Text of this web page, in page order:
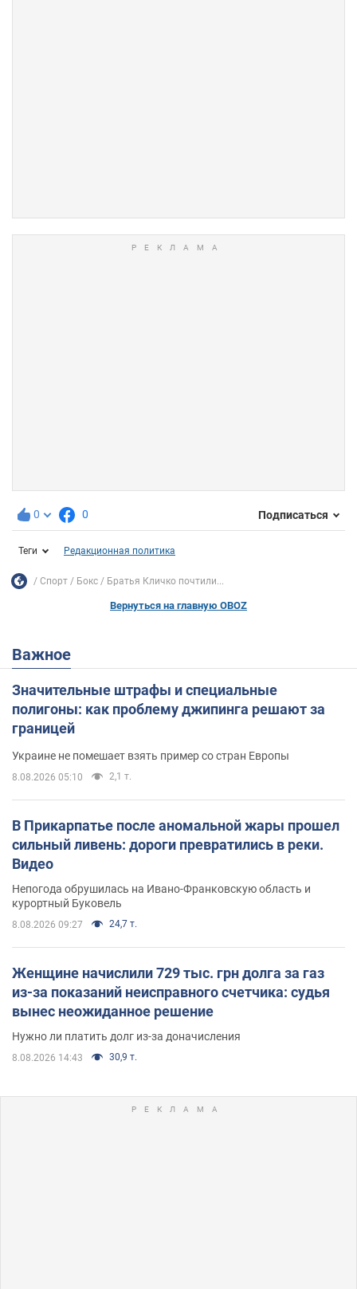
0 0 Подписаться
Теги Редакционная политика
Спорт Бокс Братья Кличко почтили...
Вернуться на главную OBOZ
Важное
Значительные штрафы и специальные
полигоны: как проблему джипинга решают за
границей
Украине не помешает взять пример со стран Европы
8.08.2026 05:10 2,1 т.
В Прикарпатье после аномальной жары прошел
сильный ливень: дороги превратились в реки.
Видео
Непогода обрушилась на Ивано-Франковскую область и
курортный Буковель
8.08.2026 09:27 24,7 т.
Женщине начислили 729 тыс. грн долга за газ
из-за показаний неисправного счетчика: судья
вынес неожиданное решение
Нужно ли платить долг из-за доначисления
8.08.2026 14:43 30,9 т.